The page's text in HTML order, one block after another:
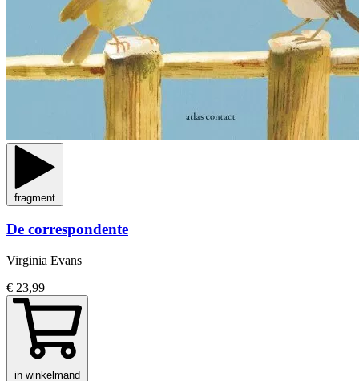
fragment
De correspondente
Virginia Evans
€ 23,99
in winkelmand